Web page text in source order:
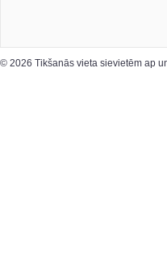
© 2026 Tikšanās vieta sievietēm ap